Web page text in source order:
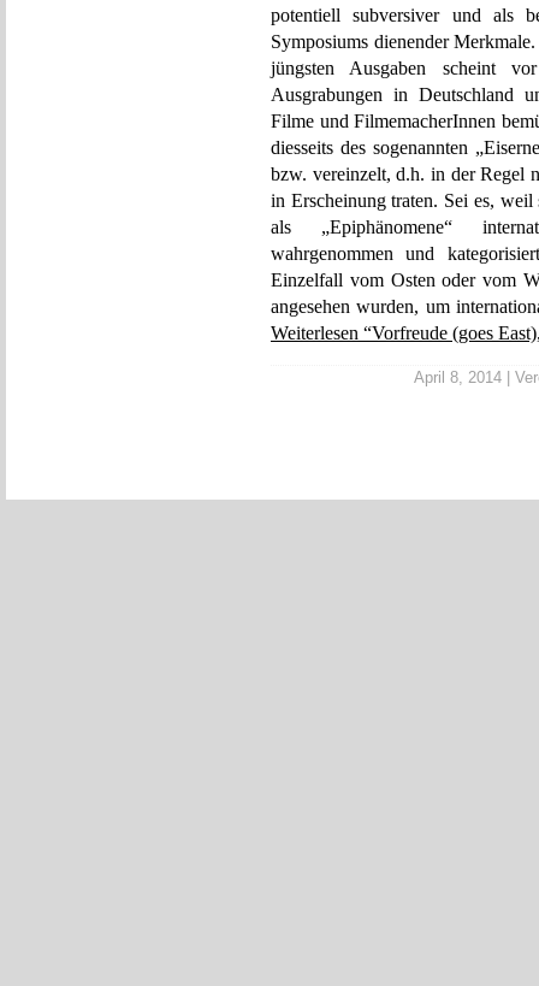
potentiell subversiver und als
Symposiums dienender
jüngsten Ausgaben scheint
Ausgrabungen in Deutschland
Filme und FilmemacherInnen
diesseits des sogenannten
bzw. vereinzelt, d.h. in der Regel
in Erscheinung traten. Sei es,
als „Epiphänomene“
wahrgenommen und
Einzelfall vom Osten oder vom
angesehen wurden, um
Weiterlesen “Vorfreude (goes
April 8, 2014 |